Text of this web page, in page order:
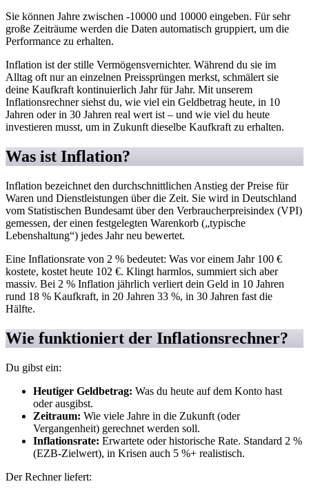
Sie können Jahre zwischen -10000 und 10000 eingeben. Für sehr
große Zeiträume werden die Daten automatisch gruppiert, um die
Performance zu erhalten.
Inflation ist der stille Vermögensvernichter. Während du sie im
Alltag oft nur an einzelnen Preissprüngen merkst, schmälert sie
deine Kaufkraft kontinuierlich Jahr für Jahr. Mit unserem
Inflationsrechner siehst du, wie viel ein Geldbetrag heute, in 10
Jahren oder in 30 Jahren real wert ist – und wie viel du heute
investieren musst, um in Zukunft dieselbe Kaufkraft zu erhalten.
Was ist Inflation?
Inflation bezeichnet den durchschnittlichen Anstieg der Preise für
Waren und Dienstleistungen über die Zeit. Sie wird in Deutschland
vom Statistischen Bundesamt über den Verbraucherpreisindex (VPI)
gemessen, der einen festgelegten Warenkorb („typische
Lebenshaltung“) jedes Jahr neu bewertet.
Eine Inflationsrate von 2 % bedeutet: Was vor einem Jahr 100 €
kostete, kostet heute 102 €. Klingt harmlos, summiert sich aber
massiv. Bei 2 % Inflation jährlich verliert dein Geld in 10 Jahren
rund 18 % Kaufkraft, in 20 Jahren 33 %, in 30 Jahren fast die
Hälfte.
Wie funktioniert der Inflationsrechner?
Du gibst ein:
Heutiger Geldbetrag: Was du heute auf dem Konto hast
oder ausgibst.
Zeitraum: Wie viele Jahre in die Zukunft (oder
Vergangenheit) gerechnet werden soll.
Inflationsrate: Erwartete oder historische Rate. Standard 2 %
(EZB-Zielwert), in Krisen auch 5 %+ realistisch.
Der Rechner liefert: